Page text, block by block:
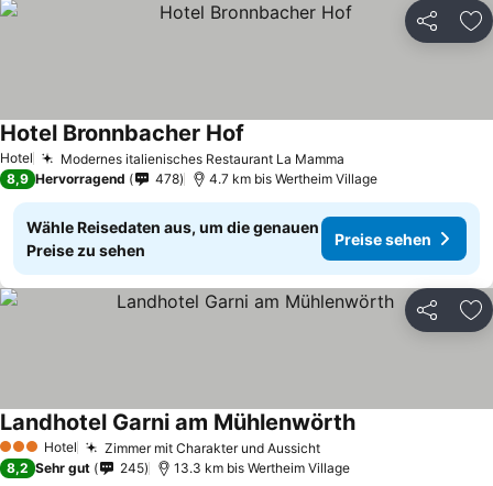
Teilen
Hotel Modernes italienisches Restaurant La Mamma
Hotel Bronnbacher Hof
8,9 Hervorragend 478 4.7 km bis Wertheim Village
Wähle Reisedaten aus, um die genauen
Preise zu sehen
Preise sehen
Teilen
3 SterneHotel Zimmer mit Charakter und Aussicht
Landhotel Garni am Mühlenwörth
8,2 Sehr gut 245 13.3 km bis Wertheim Village